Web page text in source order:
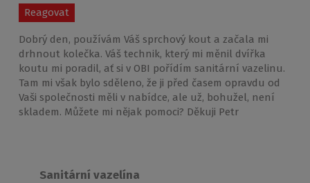
Reagovat
Dobrý den, používám Váš sprchový kout a začala mi
drhnout kolečka. Váš technik, který mi měnil dvířka
koutu mi poradil, ať si v OBI pořídím sanitární vazelinu.
Tam mi však bylo sděleno, že ji před časem opravdu od
Vaši společnosti měli v nabídce, ale už, bohužel, není
skladem. Můžete mi nějak pomoci? Děkuji Petr
Sanitární vazelína